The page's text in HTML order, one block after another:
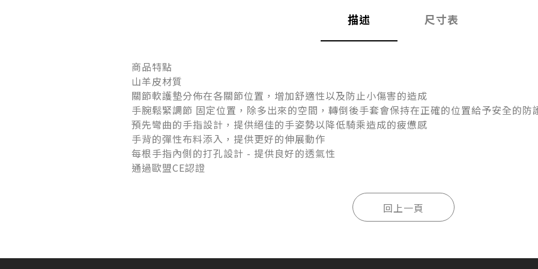
描述 尺寸表
商品特點
山羊皮材質
關節軟護墊分佈在各關節位置，增加舒適性以及防止小傷害的造成
手腕鬆緊調節 固定位置，除多出來的空間，轉倒後手套會保持在正確的位置給予安全的防
預先彎曲的手指設計，提供絕佳的手姿勢以降低騎乘造成的疲憊感
手背的彈性布料添入，提供更好的伸展動作
每根手指內側的打孔設計 - 提供良好的透氣性
通過歐盟CE認證